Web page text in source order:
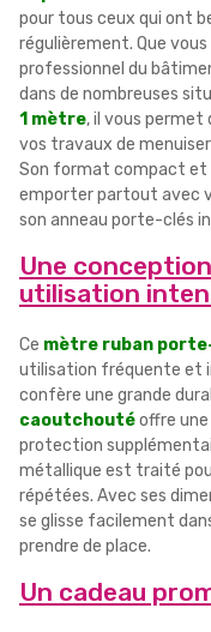
pour tous ceux qui ont
régulièrement. Que
professionnel du
dans de nombreuses
1 mètre, il vous permet
vos travaux de
Son format compact et
emporter partout avec
son anneau porte-clés
Une
utilisation
Ce mètre ruban
utilisation fréquente et
confère une grande
caoutchoutéoffre
protection
métallique est traité
répétées. Avec ses
se glisse facilement
prendre de place.
Un cadeau